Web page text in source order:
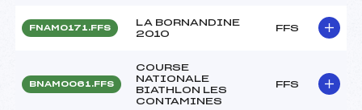
FNAM0171.FFS
LA BORNANDINE
2010
FFS
BNAM0061.FFS
COURSE
NATIONALE
BIATHLON LES
CONTAMINES
FFS